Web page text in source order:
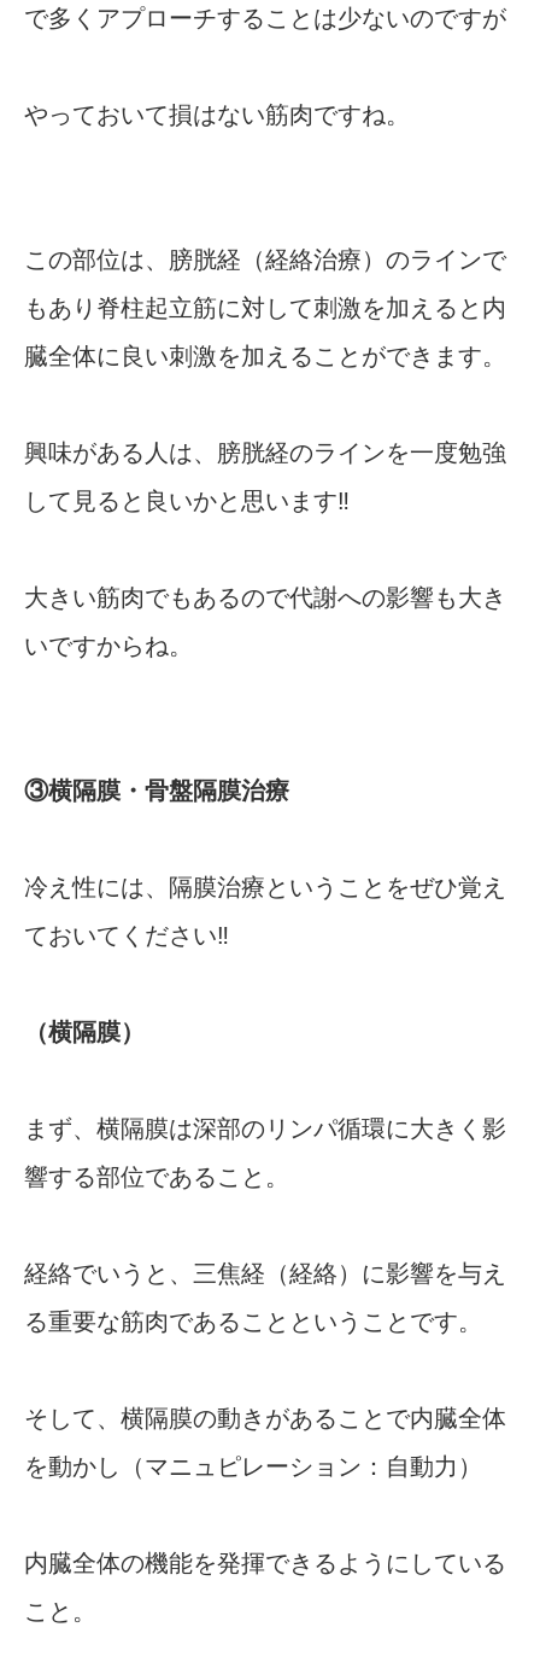
で多くアプローチすることは少ないのですが
やっておいて損はない筋肉ですね。
この部位は、膀胱経（経絡治療）のラインで
もあり脊柱起立筋に対して刺激を加えると内
臓全体に良い刺激を加えることができます。
興味がある人は、膀胱経のラインを一度勉強
して見ると良いかと思います‼︎
大きい筋肉でもあるので代謝への影響も大き
いですからね。
③横隔膜・骨盤隔膜治療
冷え性には、隔膜治療ということをぜひ覚え
ておいてください‼︎
（横隔膜）
まず、横隔膜は深部のリンパ循環に大きく影
響する部位であること。
経絡でいうと、三焦経（経絡）に影響を与え
る重要な筋肉であることということです。
そして、横隔膜の動きがあることで内臓全体
を動かし（マニュピレーション：自動力）
内臓全体の機能を発揮できるようにしている
こと。